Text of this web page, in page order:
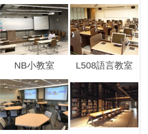
NB小教室 L508語言教室